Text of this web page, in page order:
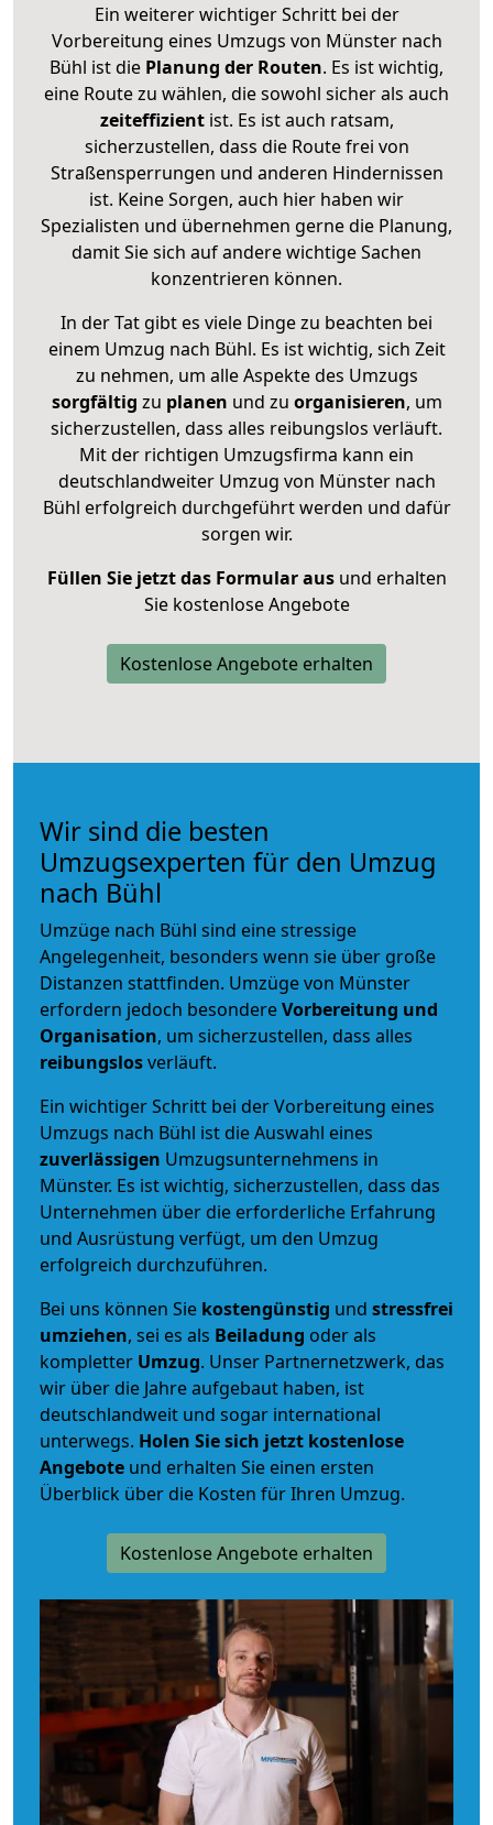
Ein weiterer wichtiger Schritt bei der
Vorbereitung eines Umzugs von Münster nach
Bühl ist die Planung der Routen. Es ist wichtig,
eine Route zu wählen, die sowohl sicher als auch
zeiteffizientist. Es ist auch ratsam,
sicherzustellen, dass die Route frei von
Straßensperrungen und anderen Hindernissen
ist. Keine Sorgen, auch hier haben wir
Spezialisten und übernehmen gerne die Planung,
damit Sie sich auf andere wichtige Sachen
konzentrieren können.
In der Tat gibt es viele Dinge zu beachten bei
einem Umzug nach Bühl. Es ist wichtig, sich Zeit
zu nehmen, um alle Aspekte des Umzugs
sorgfältig zu planen und zu organisieren, um
sicherzustellen, dass alles reibungslos verläuft.
Mit der richtigen Umzugsfirma kann ein
deutschlandweiter Umzug von Münster nach
Bühl erfolgreich durchgeführt werden und dafür
sorgen wir.
Füllen Sie jetzt das Formular ausund erhalten
Sie kostenlose Angebote
Kostenlose Angebote erhalten
Wir sind die besten
Umzugsexperten für den Umzug
nach Bühl
Umzüge nach Bühl sind eine stressige
Angelegenheit, besonders wenn sie über große
Distanzen stattfinden. Umzüge von Münster
erfordern jedoch besondereVorbereitung und
Organisation, um sicherzustellen, dass alles
reibungslosverläuft.
Ein wichtiger Schritt bei der Vorbereitung eines
Umzugs nach Bühl ist die Auswahl eines
zuverlässigen Umzugsunternehmens in
Münster. Es ist wichtig, sicherzustellen, dass das
Unternehmen über die erforderliche Erfahrung
und Ausrüstung verfügt, um den Umzug
erfolgreich durchzuführen.
Bei uns können Sie kostengünstig und stressfrei
umziehen, sei es als Beiladung oder als
kompletter Umzug. Unser Partnernetzwerk, das
wir über die Jahre aufgebaut haben, ist
deutschlandweit und sogar international
unterwegs. Holen Sie sich jetzt kostenlose
Angebote und erhalten Sie einen ersten
Überblick über die Kosten für Ihren Umzug.
Kostenlose Angebote erhalten